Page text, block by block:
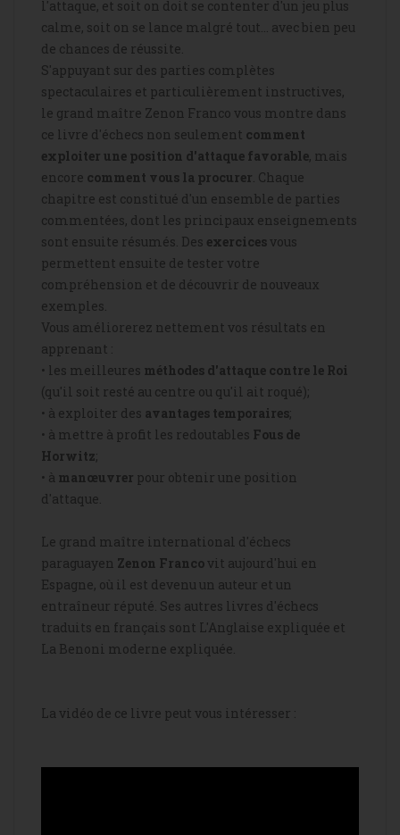
l'attaque, et soit on doit se contenter d'un jeu plus
calme, soit on se lance malgré tout... avec bien peu
de chances de réussite.
S'appuyant sur des parties complètes
spectaculaires et particulièrement instructives,
le grand maître Zenon Franco vous montre dans
ce livre d'échecs non seulement comment
exploiter une position d'attaque favorable, mais
encore comment vous la procurer . Chaque
chapitre est constitué d'un ensemble de parties
commentées, dont les principaux enseignements
sont ensuite résumés. Des exercices vous
permettent ensuite de tester votre
compréhension et de découvrir de nouveaux
exemples.
Vous améliorerez nettement vos résultats en
apprenant :
• les meilleures méthodes d'attaque contre le Roi
(qu'il soit resté au centre ou qu'il ait roqué);
• à exploiter des avantages temporaires;
• à mettre à profit les redoutables Fous de
Horwitz;
• à manœuvrer pour obtenir une position
d'attaque.
Le grand maître international d'échecs
paraguayen Zenon Franco vit aujourd'hui en
Espagne, où il est devenu un auteur et un
entraîneur réputé. Ses autres livres d'échecs
traduits en français sont L'Anglaise expliquée et
La Benoni moderne expliquée
La vidéo de ce livre peut vous intéresser :